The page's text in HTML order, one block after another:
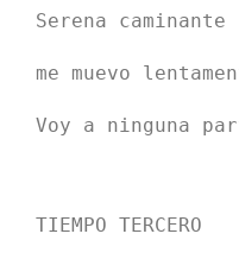
Serena caminante
me muevo
Voy a ninguna
TIEMPO TERCERO